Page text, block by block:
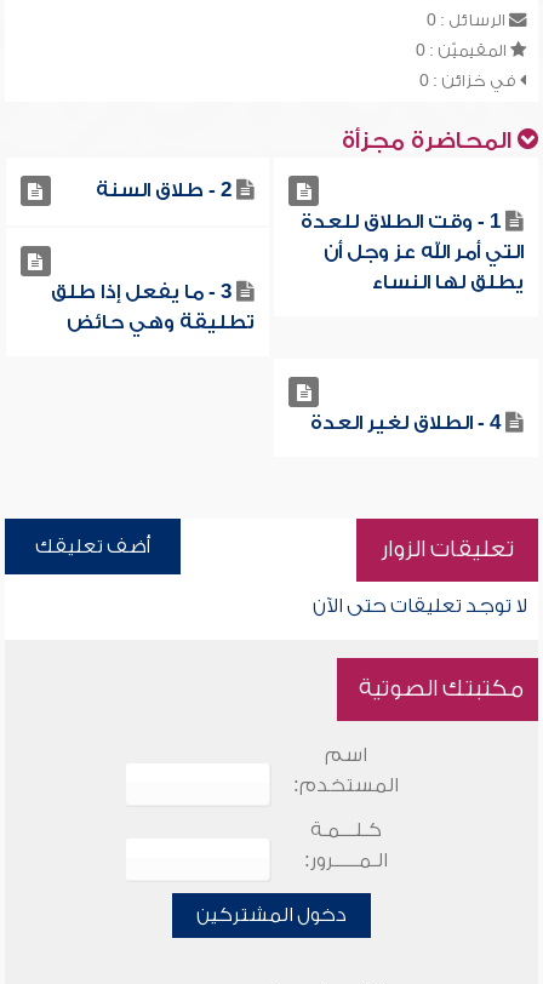
الرسائل : 0
المقيميّن : 0
في خزائن : 0
المحاضرة مجزأة
1 - وقت الطلاق للعدة
التي أمر الله عز وجل أن
يطلق لها النساء
2 - طلاق السنة
3 - ما يفعل إذا طلق
تطليقة وهي حائض
4 - الطلاق لغير العدة
تعليقات الزوار أضف تعليقك
لا توجد تعليقات حتى الآن
مكتبتك الصوتية
اسم
المستخدم:
كـلـــمـة
الـمـــــرور:
دخول المشتركين